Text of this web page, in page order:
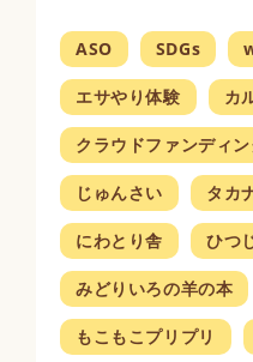
ASO SDGs
エサやり体験 カ
クラウドファンディ
じゅんさい タカ
にわとり舎 ひつ
みどりいろの羊の本
もこもこプリプリ